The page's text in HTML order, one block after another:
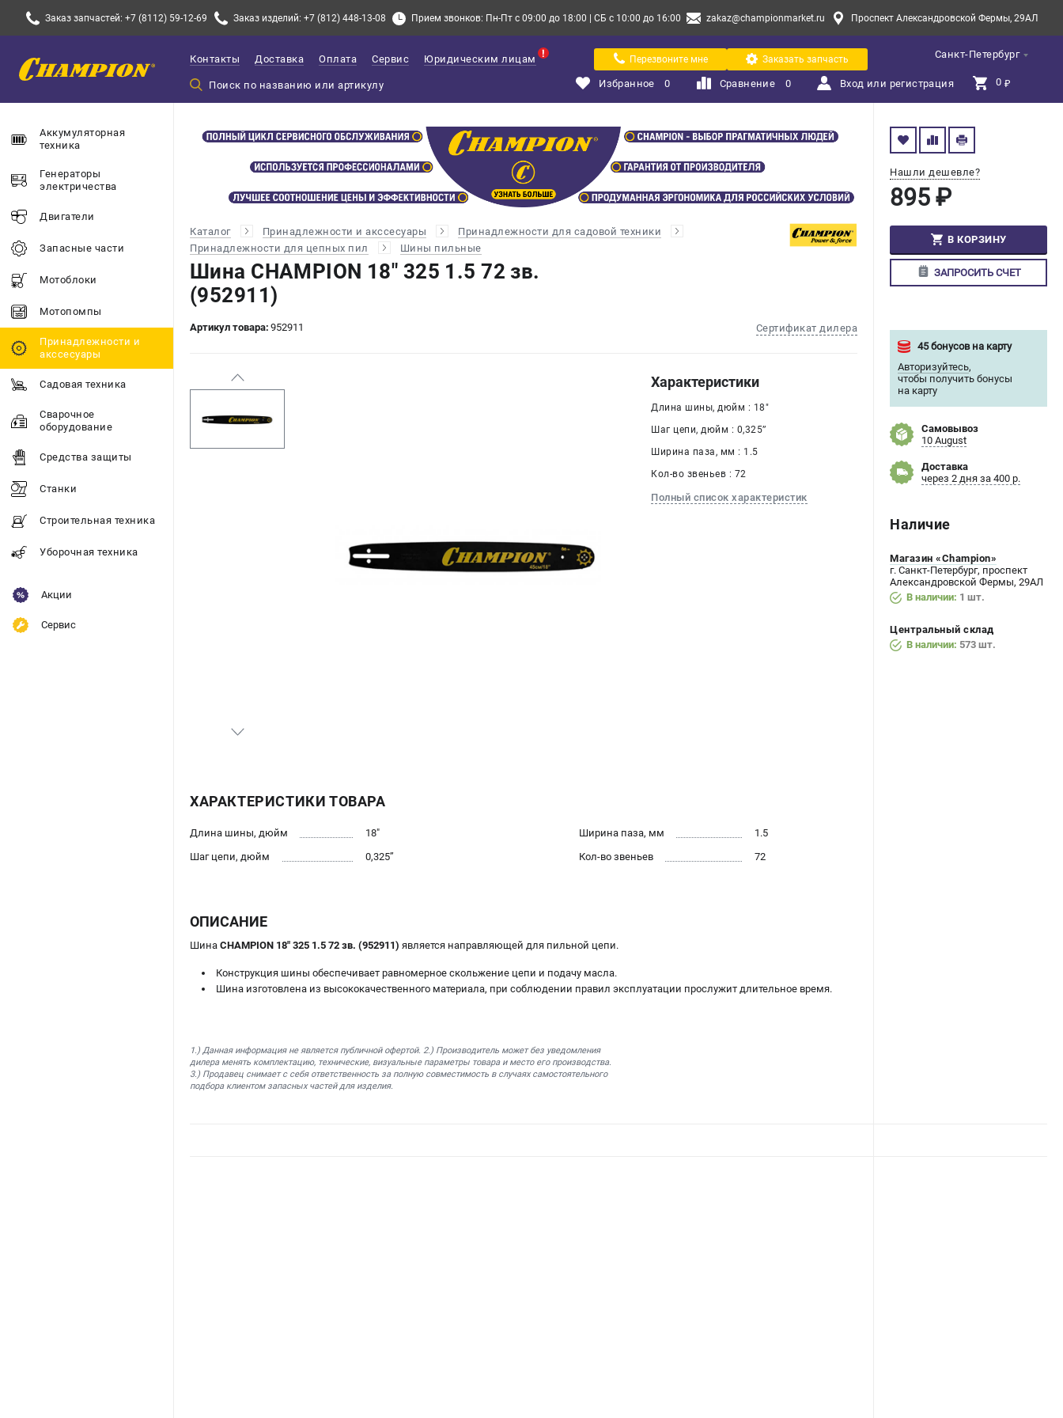
Заказ запчастей: +7 (8112) 59-12-69 Заказ изделий: +7 (812) 448-13-08 Прием звонков: Пн-Пт с 09:00 до 18:00 | СБ с 10:00 до 16:00 zakaz@championmarket.ru Проспект Александровской Фермы, 29АЛ
Санкт-Петербург
Контакты Доставка Оплата Сервис Юридическим лицам Перезвоните мне Заказать запчасть
Избранное 0 Сравнение 0 Вход или регистрация 0 ₽
Аккумуляторная
техника
Генераторы
электричества
Двигатели
Запасные части
Мотоблоки
Мотопомпы
Принадлежности и
акссесуары
Садовая техника
Сварочное
оборудование
Средства защиты
Станки
Строительная техника
Уборочная техника
Акции
Сервис
Каталог Принадлежности и акссесуары
Принадлежности для садовой техники
Принадлежности для цепных пил
Шины пильные
Шина CHAMPION 18" 325 1.5 72 зв.
(952911)
Артикул товара: 952911 Сертификат дилера
Нашли дешевле?
895 ₽
В КОРЗИНУ
ЗАПРОСИТЬ СЧЕТ
45 бонусов на карту
Авторизуйтесь,
чтобы получить бонусы
на карту
Самовывоз
10 August
Доставка
через 2 дня за 400 р.
Наличие
Магазин «Champion»
г. Санкт-Петербург, проспект
Александровской Фермы, 29АЛ
В наличии: 1 шт.
Центральный склад
В наличии: 573 шт.
Характеристики
Длина шины, дюйм : 18"
Шаг цепи, дюйм : 0,325’’
Ширина паза, мм : 1.5
Кол-во звеньев : 72
Полный список характеристик
ХАРАКТЕРИСТИКИ ТОВАРА
Длина шины, дюйм
18"
Шаг цепи, дюйм
0,325’’
Ширина паза, мм
1.5
Кол-во звеньев
72
ОПИСАНИЕ
Шина CHAMPION 18" 325 1.5 72 зв. (952911) является направляющей для пильной цепи.
Конструкция шины обеспечивает равномерное скольжение цепи и подачу масла.
Шина изготовлена из высококачественного материала, при соблюдении правил эксплуатации прослужит длительное время.
1.) Данная информация не является публичной офертой. 2.) Производитель может без уведомления
дилера менять комплектацию, технические, визуальные параметры товара и место его производства.
3.) Продавец снимает с себя ответственность за полную совместимость в случаях самостоятельного
подбора клиентом запасных частей для изделия.